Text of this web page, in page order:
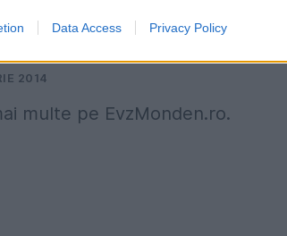
Data Access Privacy Policy
EVZ MONDEN. Filmare
Popescu | VIDEO
2014
multe pe EvzMonden.ro.